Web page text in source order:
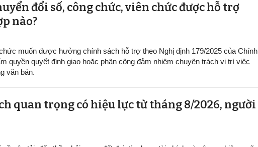
đổi số, công chức, viên chức được hỗ trợ
nào?
muốn được hưởng chính sách hỗ trợ theo Nghị định 179/2025 của Chính
quyền quyết định giao hoặc phân công đảm nhiệm chuyên trách vị trí việc
văn bản.
quan trọng có hiệu lực từ tháng 8/2026, người